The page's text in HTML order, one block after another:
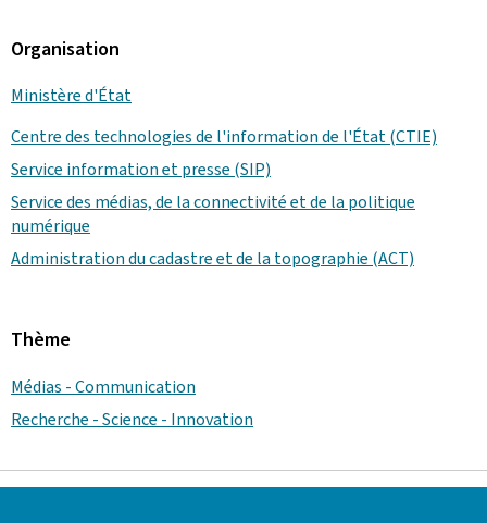
Organisation
Ministère d'État
Centre des technologies de l'information de l'État (CTIE)
Service information et presse (SIP)
Service des médias, de la connectivité et de la politique
numérique
Administration du cadastre et de la topographie (ACT)
Thème
Médias - Communication
Recherche - Science - Innovation